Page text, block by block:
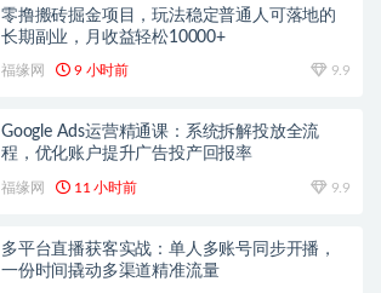
零撸搬砖掘金项目，玩法稳定普通人可落地的
长期副业，月收益轻松10000+
福缘网 9 小时前 9.9
Google Ads运营精通课：系统拆解投放全流
程，优化账户提升广告投产回报率
福缘网 11 小时前 9.9
多平台直播获客实战：单人多账号同步开播，
一份时间撬动多渠道精准流量